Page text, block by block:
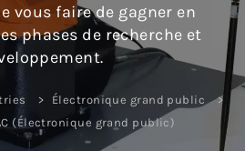
vous faire de gagner en
phases de recherche et
Électronique grand public
(Électronique grand public)